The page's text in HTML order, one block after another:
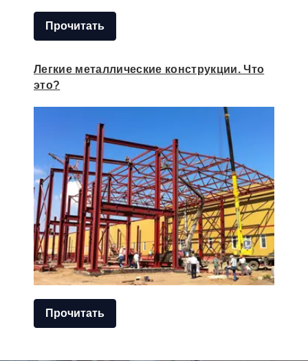
Прочитать
Легкие металлические конструкции. Что
это?
Прочитать